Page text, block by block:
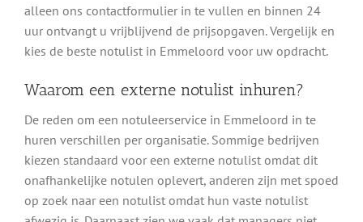
alleen ons contactformulier in te vullen en binnen 24
uur ontvangt u vrijblijvend de prijsopgaven. Vergelijk en
kies de beste notulist in Emmeloord voor uw opdracht.
Waarom een externe notulist inhuren?
De reden om een notuleerservice in Emmeloord in te
huren verschillen per organisatie. Sommige bedrijven
kiezen standaard voor een externe notulist omdat dit
onafhankelijke notulen oplevert, anderen zijn met spoed
op zoek naar een notulist omdat hun vaste notulist